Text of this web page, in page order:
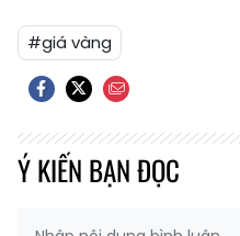
#giá vàng
Ý KIẾN BẠN ĐỌC